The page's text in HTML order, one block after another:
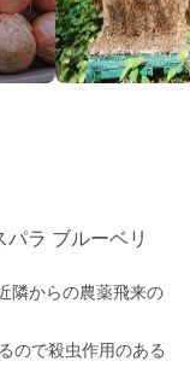
ラ ブルーベリ